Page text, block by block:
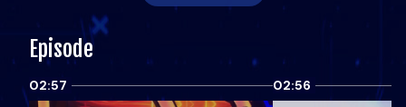
Episode
02:57 02:56